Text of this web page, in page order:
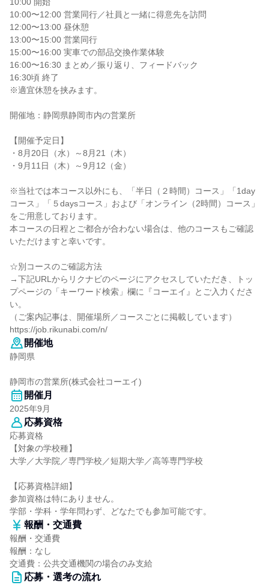
10:00〜12:00 営業同行／社員と一緒に得意先を訪問
12:00〜13:00 昼休憩
13:00〜15:00 営業同行
15:00〜16:00 実車での部品交換作業体験
16:00〜16:30 まとめ／振り返り、フィードバック
16:30頃 終了
※適宜休憩を挟みます。
開催地：静岡県静岡市内の営業所
【開催予定日】
・8月20日（水）～8月21（木）
・9月11日（木）～9月12（金）
※当社では本コース以外にも、「半日（２時間）コース」「1day
コース」「５daysコース」および「オンライン（2時間）コース」
をご用意しております。
本コースの日程とご都合が合わない場合は、他のコースもご確認
いただけますと幸いです。
☆別コースのご確認方法
→下記URLからリクナビのページにアクセスしていただき、トッ
プページの「キーワード検索」欄に『コーエイ』とご入力くださ
い。
（ご案内記事は、開催場所／コースごとに掲載しています）
https://job.rikunabi.com/n/
開催地
静岡県
静岡市の営業所(株式会社コーエイ)
開催月
2025年9月
応募資格
応募資格
【対象の学校種】
大学／大学院／専門学校／短期大学／高等専門学校
【応募資格詳細】
参加資格は特にありません。
学部・学科・学年問わず、どなたでも参加可能です。
報酬・交通費
報酬・交通費
報酬：なし
交通費：公共交通機関の場合のみ支給
応募・選考の流れ